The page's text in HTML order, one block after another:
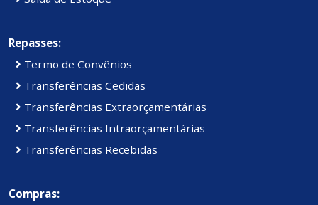
Repasses:
Termo de Convênios
Transferências Cedidas
Transferências Extraorçamentárias
Transferências Intraorçamentárias
Transferências Recebidas
Compras: